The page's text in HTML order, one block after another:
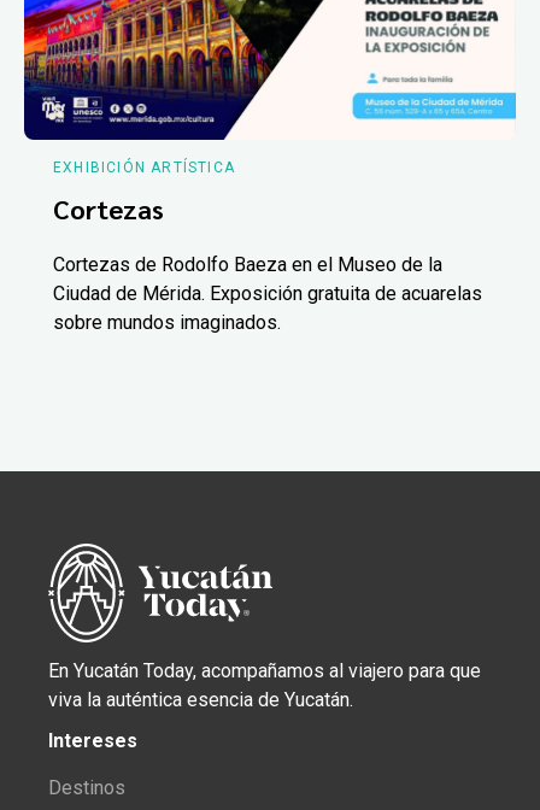
EXHIBICIÓN ARTÍSTICA
Cortezas
Cortezas de Rodolfo Baeza en el Museo de la
Ciudad de Mérida. Exposición gratuita de acuarelas
sobre mundos imaginados.
En Yucatán Today, acompañamos al viajero para que
viva la auténtica esencia de Yucatán.
Intereses
Destinos